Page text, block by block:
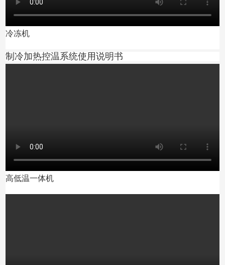
冷冻机
制冷加热控温系统使用说明书
高低温一体机